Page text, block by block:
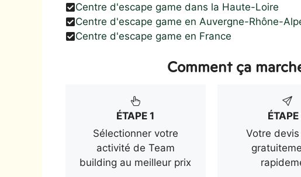
Centre d'escape game dans la Haute-Loire
Centre d'escape game en Auvergne-Rhône-
Centre d'escape game en France
Comment ça
ÉTAPE 1
Sélectionner votre
activité de Team
building au meilleur prix
ÉTAPE
Votre